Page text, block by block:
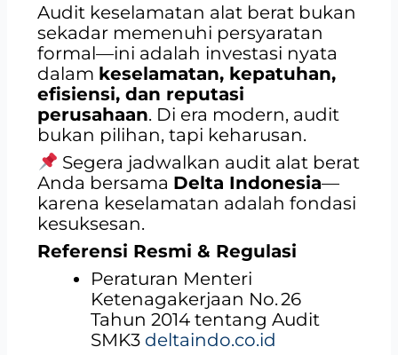
Audit keselamatan alat berat bukan
sekadar memenuhi persyaratan
formal—ini adalah investasi nyata
dalam keselamatan, kepatuhan,
efisiensi, dan reputasi
perusahaan. Di era modern, audit
bukan pilihan, tapi keharusan.
Segera jadwalkan audit alat berat
Anda bersama Delta Indonesia—
karena keselamatan adalah fondasi
kesuksesan.
Referensi Resmi & Regulasi
Peraturan Menteri
Ketenagakerjaan No. 26
Tahun 2014 tentang Audit
SMK3 deltaindo.co.id